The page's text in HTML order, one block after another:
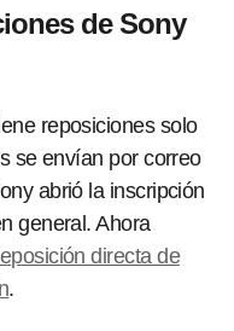
de Sony
reposiciones solo
se envían por correo
abrió la inscripción
general. Ahora
directa de
.